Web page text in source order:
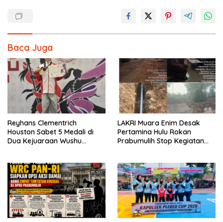
Baca Juga
Reyhans Clementrich
Houston Sabet 5 Medali di
Dua Kejuaraan Wushu
LAKRI Muara Enim Desak
Pertamina Hulu Rokan
Prabumulih Stop Kegiatan